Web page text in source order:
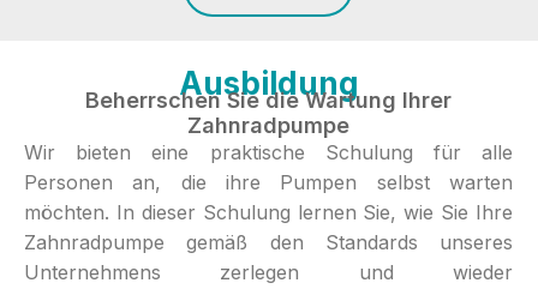
Ausbildung
Beherrschen Sie die Wartung Ihrer
Zahnradpumpe
Wir bieten eine praktische Schulung für alle
Personen an, die ihre Pumpen selbst warten
möchten. In dieser Schulung lernen Sie, wie Sie Ihre
Zahnradpumpe gemäß den Standards unseres
Unternehmens zerlegen und wieder